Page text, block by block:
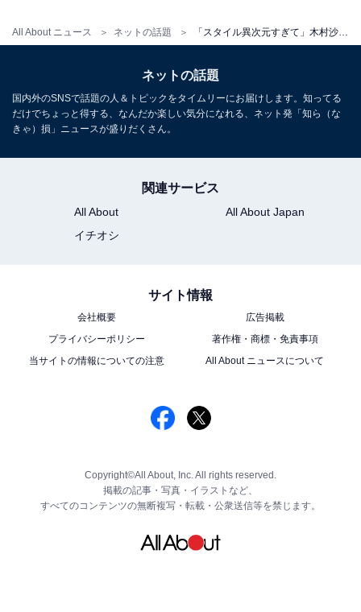
All About ニュース ネットの話題
ネットの話題
国内外のSNSで話題の人＆トピックをタイムリーにお届けします。知ってる
だけでちょっと得する、なんだか楽しい気分になれる、ネット発「知ら（な
きゃ）損」ニュースが盛りだくさん。
関連サービス
All About
All About Japan
イチオシ
サイト情報
会社概要
広告掲載
プライバシーポリシー
著作権・商標・免責事項
当サイトの情報についての注意
All About ニュースについて
Copyright©All About, Inc. All rights reserved.
掲載の記事・写真・イラストなど、
すべてのコンテンツの無断複写・転載・公衆送信等を禁じます。